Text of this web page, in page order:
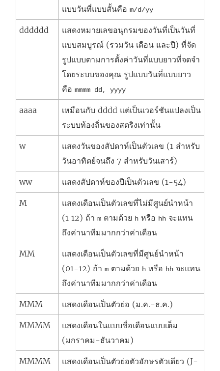
แบบวันที่แบบสั้นคือ m/d/yy
dddddd
แสดงหมายเลขอนุกรมของวันที่เป็นวันที่
แบบสมบูรณ์ (รวมวัน เดือน และปี) ที่จัด
รูปแบบตามการตั้งค่าวันที่แบบยาวที่จดจำ
โดยระบบของคุณ รูปแบบวันที่แบบยาว
คือ mmmm dd, yyyy
aaaa
เหมือนกับ dddd แต่เป็นเวอร์ชันแปลงเป็น
ระบบท้องถิ่นของสตริงเท่านั้น
w
แสดงวันของสัปดาห์เป็นตัวเลข (1 สำหรับ
วันอาทิตย์จนถึง 7 สำหรับวันเสาร์)
ww แสดงสัปดาห์ของปีเป็นตัวเลข (1-54)
M
แสดงเดือนเป็นตัวเลขที่ไม่มีศูนย์นำหน้า
(1 12) ถ้า m ตามด้วย h หรือ hh จะแทน
ถึงค่านาทีมมากกว่าค่าเดือน
MM
แสดงเดือนเป็นตัวเลขที่มีศูนย์นำหน้า
(01-12) ถ้า m ตามด้วย h หรือ hh จะแทน
ถึงค่านาทีมมากกว่าค่าเดือน
MMM แสดงเดือนเป็นตัวย่อ (ม.ค.-ธ.ค.)
MMMM
แสดงเดือนในแบบชื่อเดือนแบบเต็ม
(มกราคม-ธันวาคม)
MMMM
แสดงเดือนเป็นตัวย่อตัวอักษรตัวเดียว (J-